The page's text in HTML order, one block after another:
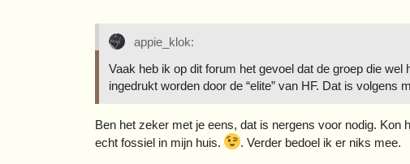
appie_klok:
Vaak heb ik op dit forum het gevoel dat de groep die
ingedrukt worden door de “elite” van HF. Dat is volgens
Ben het zeker met je eens, dat is nergens voor nodig. Kon
echt fossiel in mijn huis.
. Verder bedoel ik er niks mee.